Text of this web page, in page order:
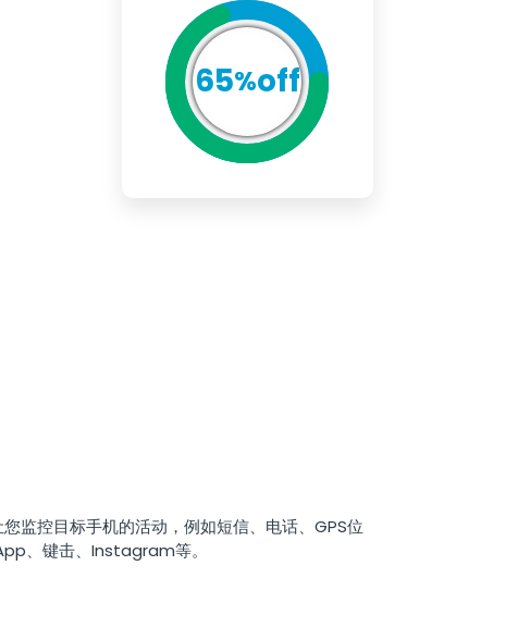
65%off
监控目标手机的活动，例如短信、电话、GPS位
、键击、Instagram等。